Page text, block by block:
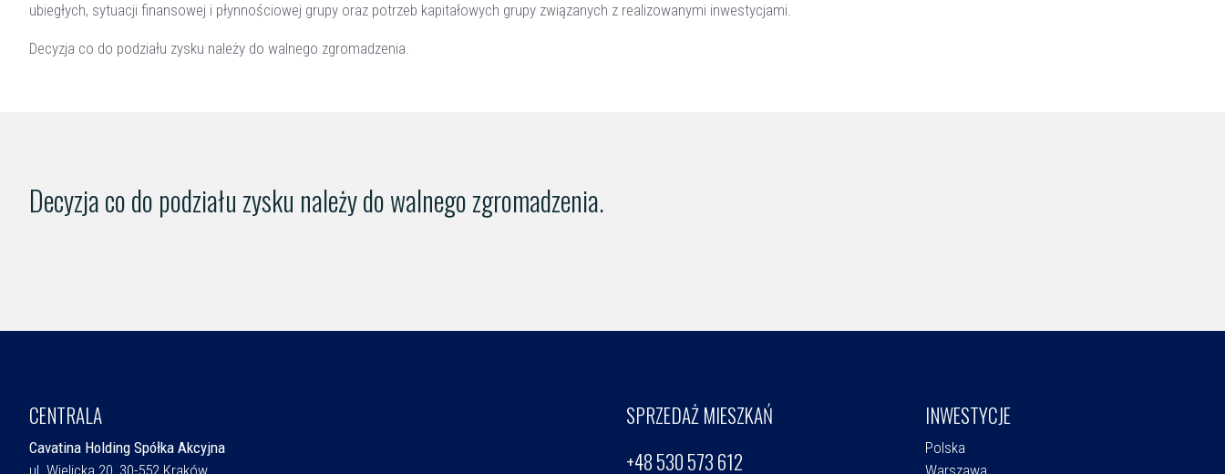
ubiegłych, sytuacji finansowej i płynnościowej grupy oraz potrzeb kapitałowych grupy związanych z realizowanymi inwestycjami.
Decyzja co do podziału zysku należy do walnego zgromadzenia.
Decyzja co do podziału zysku należy do walnego zgromadzenia.
CENTRALA
Cavatina Holding Spółka Akcyjna
ul. Wielicka 20, 30-552 Kraków
SPRZEDAŻ MIESZKAŃ
+48 530 573 612
INWESTYCJE
Polska
Warszawa